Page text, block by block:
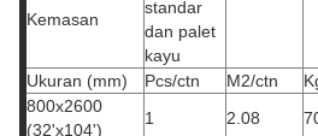
Kemasan
standar
dan palet
kayu
Ukuran (mm)
Pcs/ctn M2/ctn
800x2600
(32'x104')
1 2.08